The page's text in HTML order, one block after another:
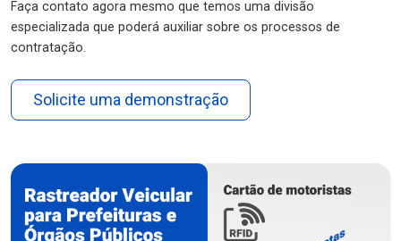
Faça contato agora mesmo que temos uma divisão
especializada que poderá auxiliar sobre os processos de
contratação.
Solicite uma demonstração